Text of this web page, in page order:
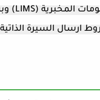
ارسال السيرة